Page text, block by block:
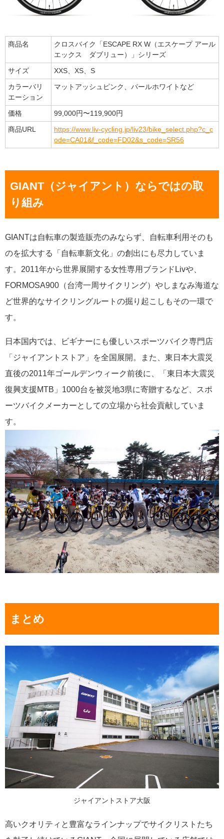
商品名
クロスバイク「ESCAPE RX W（エスケープ アール
エックス ダブリュー）」シリーズ
サイズ
XXS、XS、S
カラーバリ
エーション
マットアッシュピンク、パールホワイトなど
価格
99,000円〜119,900円
商品URL
https://www.liv-cycling.jp/liv23/bike_select.php?c_c
ode=CA01&f_code=FD02&s_code=SR56
GIANT（ジャイアント）ならではの取
り組み
GIANTは自転車の製造販売のみならず、自転車利用そのも
のを拡大する「自転車新文化」の創出にも尽力していま
す。2011年から世界展開する女性専用ブランドLivや、
FORMOSA900（台湾一周サイクリング）やしまなみ海道な
ど世界的なサイクリングルートの掘り起こしもその一環で
す。
日本国内では、ビギナーにも優しいスポーツバイク専門店
「ジャイアントストア」を全国展開。また、東日本大震災
直後の2011年ゴールデンウィーク前後に、「東日本大震災
復興支援MTB」1000台を被災地3県に寄贈するなど、スポ
ーツバイクメーカーとしての立場から社会貢献していま
す。
まとめ
ジャイアントストア大阪
高いクオリティと豊富なラインナップでサイクリストたち